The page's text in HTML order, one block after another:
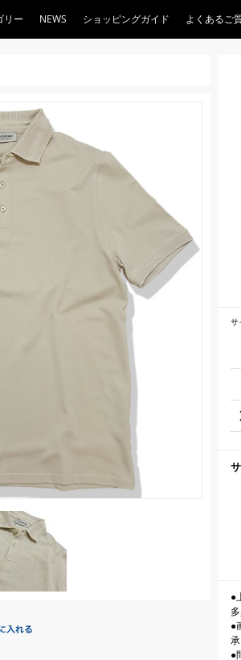
リー NEWS ショッピングガイド よくあるご
サ
●
●
●